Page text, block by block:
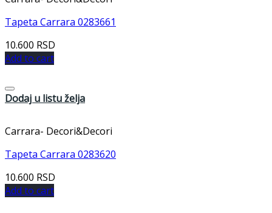
Tapeta Carrara 0283661
10.600 RSD
Add to cart
Dodaj u listu želja
Carrara- Decori&Decori
Tapeta Carrara 0283620
10.600 RSD
Add to cart